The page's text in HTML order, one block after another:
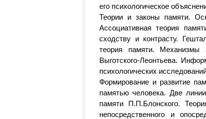
его психологическое
Теории и законы памяти.
Ассоциативная теория
сходству и контрасту.
теория памяти. Механизмы
Выготского-Леонтьева.
психологических
Формирование и развитие
памятью человека. Две линии
памяти П.П.Блонского.
непосредственного и